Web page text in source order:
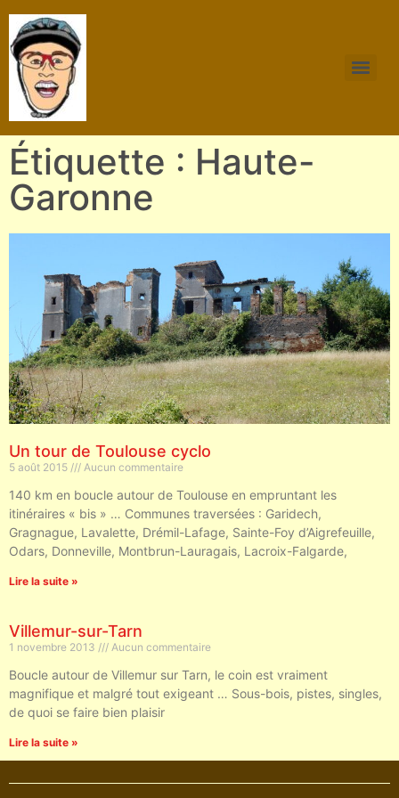
Étiquette : Haute-
Garonne
Un tour de Toulouse cyclo
5 août 2015 Aucun commentaire
140 km en boucle autour de Toulouse en empruntant les
itinéraires « bis » … Communes traversées : Garidech,
Gragnague, Lavalette, Drémil-Lafage, Sainte-Foy d’Aigrefeuille,
Odars, Donneville, Montbrun-Lauragais, Lacroix-Falgarde,
Lire la suite »
Villemur-sur-Tarn
1 novembre 2013 Aucun commentaire
Boucle autour de Villemur sur Tarn, le coin est vraiment
magnifique et malgré tout exigeant … Sous-bois, pistes, singles,
de quoi se faire bien plaisir
Lire la suite »